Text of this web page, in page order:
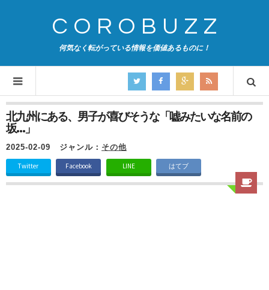
COROBUZZ
何気なく転がっている情報を価値あるものに！
北九州にある、男子が喜びそうな「嘘みたいな名前の
坂…」
2025-02-09 ジャンル： その他
Twitter Facebook LINE はてブ